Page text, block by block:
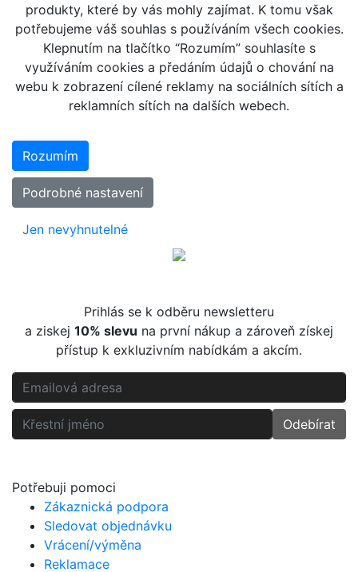
produkty, které by vás mohly zajímat. K tomu však
potřebujeme váš souhlas s používáním všech cookies.
Klepnutím na tlačítko “Rozumím” souhlasíte s
využíváním cookies a předáním údajů o chování na
webu k zobrazení cílené reklamy na sociálních sítích a
reklamních sítích na dalších webech.
Rozumím
Podrobné nastavení
Jen nevyhnutelné
Potřebuji pomoci
Zákaznická podpora
Sledovat objednávku
Vrácení/výměna
Reklamace
Prihlás se k odběru newsletteru
a ziskej 10% slevu na první nákup a zároveň získej
přístup k exkluzivním nabídkám a akcím.
Odebírat